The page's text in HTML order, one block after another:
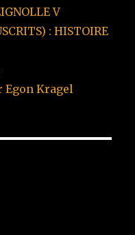
V
: HISTOIRE
Egon Kragel